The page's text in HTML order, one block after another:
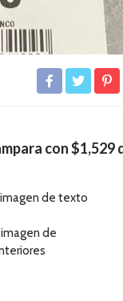
con $1,529